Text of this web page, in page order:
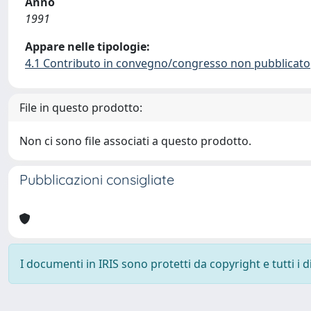
1991
Appare nelle tipologie:
4.1 Contributo in convegno/congresso non pubblicato
File in questo prodotto:
Non ci sono file associati a questo prodotto.
Pubblicazioni consigliate
I documenti in IRIS sono protetti da copyright e tutti i